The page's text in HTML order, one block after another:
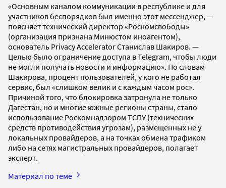
«Основным каналом коммуникации в республике и для
участников беспорядков был именно этот мессенджер, —
поясняет технический директор «Роскомсвободы»
(организация признана Минюстом иноагентом),
основатель Privacy Accelerator Станислав Шакиров. —
Целью было ограничение доступа в Telegram, чтобы люди
не могли получать новости и информацию». По словам
Шакирова, процент пользователей, у кого не работал
сервис, был «слишком велик и с каждым часом рос».
Причиной того, что блокировка затронула не только
Дагестан, но и многие южные регионы страны, стало
использование Роскомнадзором ТСПУ (технических
средств противодействия угрозам), размещенных не у
локальных провайдеров, а на точках обмена трафиком
либо на сетях магистральных провайдеров, полагает
эксперт.
Материал по теме